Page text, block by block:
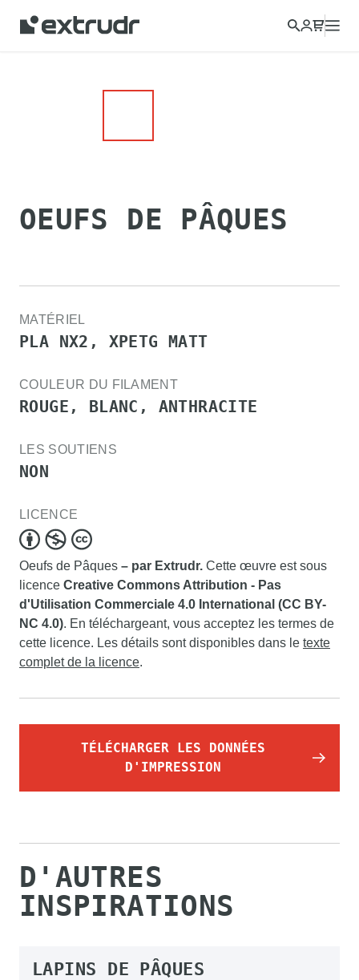
OEUFS DE PÂQUES
MATÉRIEL
PLA NX2, XPETG MATT
COULEUR DU FILAMENT
ROUGE, BLANC, ANTHRACITE
LES SOUTIENS
NON
LICENCE
Oeufs de Pâques – par Extrudr. Cette œuvre est sous
licence Creative Commons Attribution - Pas
d'Utilisation Commerciale 4.0 International (CC BY-
NC 4.0). En téléchargeant, vous acceptez les termes de
cette licence. Les détails sont disponibles dans le texte
complet de la licence.
TÉLÉCHARGER LES DONNÉES
D'IMPRESSION
D'AUTRES
INSPIRATIONS
LAPINS DE PÂQUES